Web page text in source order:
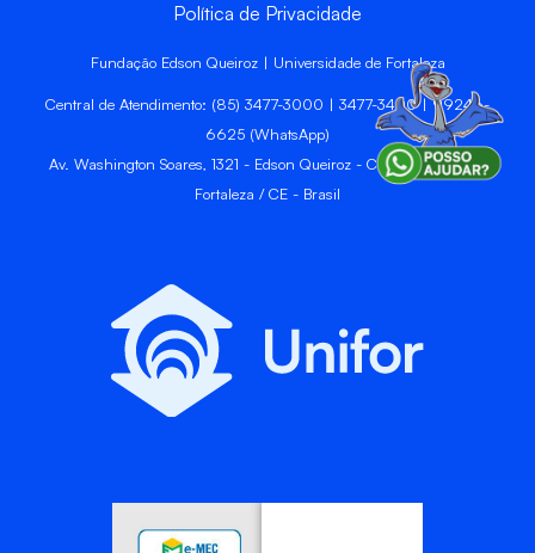
Política de Privacidade
Fundação Edson Queiroz | Universidade de Fortaleza
Central de Atendimento: (85) 3477-3000 | 3477-3400 | 99246-
6625 (WhatsApp)
Av. Washington Soares, 1321 - Edson Queiroz - CEP 60811-905 -
Fortaleza / CE - Brasil